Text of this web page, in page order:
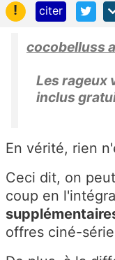
!
citer
cocobelluss
Les rageux
inclus
En vérité, rien
Ceci dit, on
coup en
offres ciné-